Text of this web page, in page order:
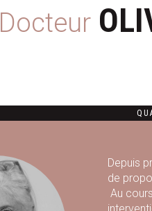
Docteur
Depuis
de
Au